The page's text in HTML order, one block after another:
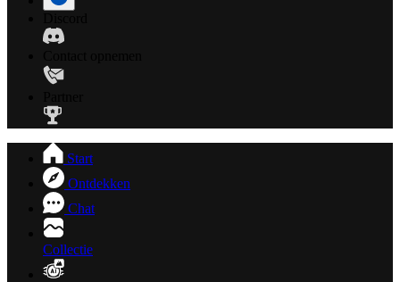
Start
Ontdekken
Chat
Collectie